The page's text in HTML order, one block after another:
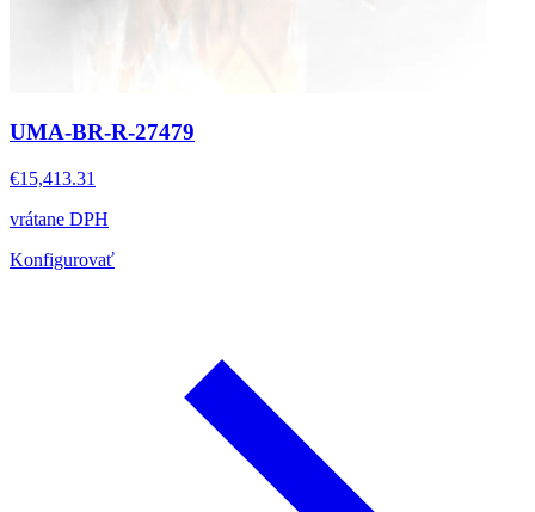
UMA-BR-R-27479
€15,413.31
vrátane DPH
Konfigurovať